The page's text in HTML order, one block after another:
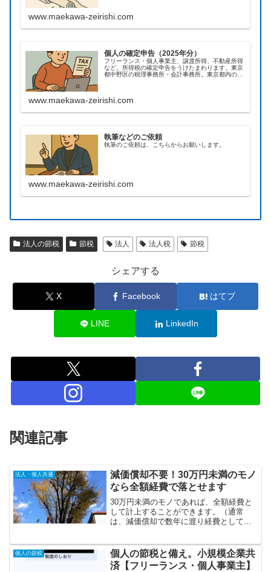
www.maekawa-zeirishi.com
個人の確定申告（2025年分）
フリーランス・個人事業主、譲渡所得、不動産所得
など。所得税の確定申告をうけたまわります。東京
都中野区の税理事務所・会計事務所。東京都内のほ
www.maekawa-zeirishi.com
執筆などのご依頼
執筆のご依頼は、こちらからお願いします。
www.maekawa-zeirishi.com
法人の節税 節税 法人 法人税 節税
シェアする
X Facebook はてブ
LINE LinkedIn
関連記事
法人・個人共通
減価償却不要！30万円未満のモノ
なら全額経費で落とせます
30万円未満のモノであれば、全額経費と
して計上することができます。（通常
は、減価償却で数年に渡り経費として計
らにも適用可能です。
個人の節税
個人の節税と備え。小規模企業共
済【フリーランス・個人事業主】